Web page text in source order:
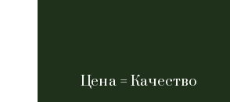
Цена = Качество